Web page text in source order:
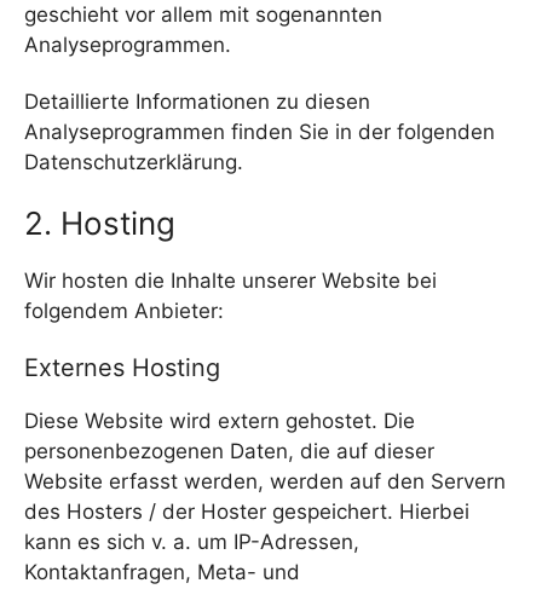
geschieht vor allem mit sogenannten
Analyseprogrammen.
Detaillierte Informationen zu diesen
Analyseprogrammen finden Sie in der folgenden
Datenschutzerklärung.
2. Hosting
Wir hosten die Inhalte unserer Website bei
folgendem Anbieter:
Externes Hosting
Diese Website wird extern gehostet. Die
personenbezogenen Daten, die auf dieser
Website erfasst werden, werden auf den Servern
des Hosters / der Hoster gespeichert. Hierbei
kann es sich v. a. um IP-Adressen,
Kontaktanfragen, Meta- und